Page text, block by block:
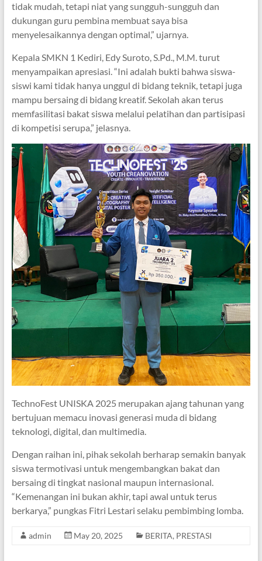
tidak mudah, tetapi niat yang sungguh-sungguh dan
dukungan guru pembina membuat saya bisa
menyelesaikannya dengan optimal,” ujarnya.
Kepala SMKN 1 Kediri, Edy Suroto, S.Pd., M.M. turut
menyampaikan apresiasi. “Ini adalah bukti bahwa siswa-
siswi kami tidak hanya unggul di bidang teknik, tetapi juga
mampu bersaing di bidang kreatif. Sekolah akan terus
memfasilitasi bakat siswa melalui pelatihan dan partisipasi
di kompetisi serupa,” jelasnya.
TechnoFest UNISKA 2025 merupakan ajang tahunan yang
bertujuan memacu inovasi generasi muda di bidang
teknologi, digital, dan multimedia.
Dengan raihan ini, pihak sekolah berharap semakin banyak
siswa termotivasi untuk mengembangkan bakat dan
bersaing di tingkat nasional maupun internasional.
“Kemenangan ini bukan akhir, tapi awal untuk terus
berkarya,” pungkas Fitri Lestari selaku pembimbing lomba.
admin May 20, 2025 BERITA, PRESTASI